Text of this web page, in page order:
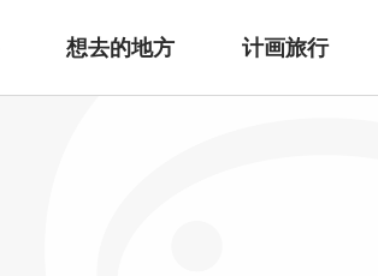
想去的地方 计画旅行